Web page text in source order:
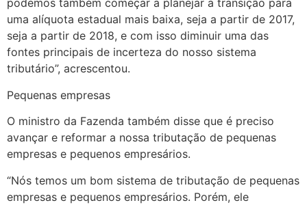
podemos também começar a planejar a transição para
uma alíquota estadual mais baixa, seja a partir de 2017,
seja a partir de 2018, e com isso diminuir uma das
fontes principais de incerteza do nosso sistema
tributário”, acrescentou.
Pequenas empresas
O ministro da Fazenda também disse que é preciso
avançar e reformar a nossa tributação de pequenas
empresas e pequenos empresários.
“Nós temos um bom sistema de tributação de pequenas
empresas e pequenos empresários. Porém, ele